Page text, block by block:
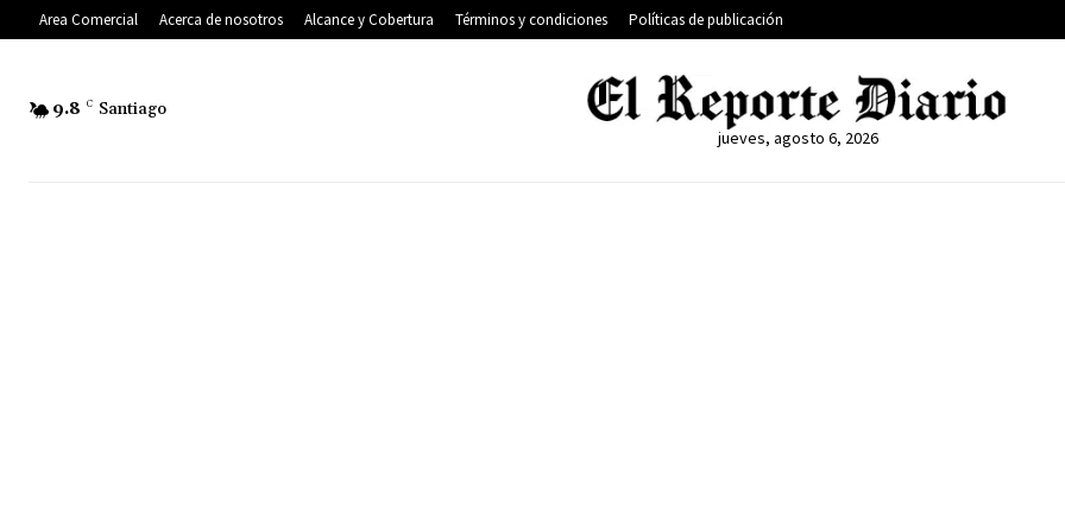
Area Comercial Acerca de nosotros Alcance y Cobertura Términos y condiciones Políticas de publicación
9.8 C Santiago
jueves, agosto 6, 2026